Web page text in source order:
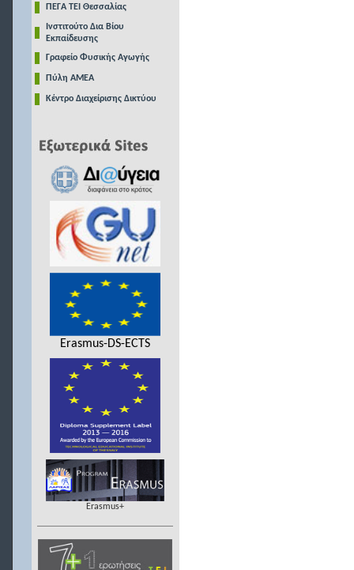
ΠΕΓΑ ΤΕΙ Θεσσαλίας
Ινστιτούτο Δια Βίου
Εκπαίδευσης
Γραφείο Φυσικής Αγωγής
Πύλη ΑΜΕΑ
Κέντρο Διαχείρισης Δικτύου
Erasmus-DS-ECTS
Erasmus+